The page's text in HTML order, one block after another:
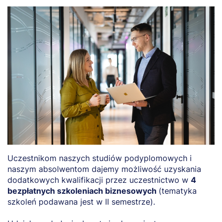
spektrum odpowiedzialności zarówno
pracowników, jak i pracodawców w kontekście
relacji pracowniczej.
Uczestnikom naszych studiów podyplomowych i
naszym absolwentom dajemy możliwość uzyskania
dodatkowych kwalifikacji przez uczestnictwo w 4
bezpłatnych szkoleniach biznesowych (tematyka
szkoleń podawana jest w II semestrze).